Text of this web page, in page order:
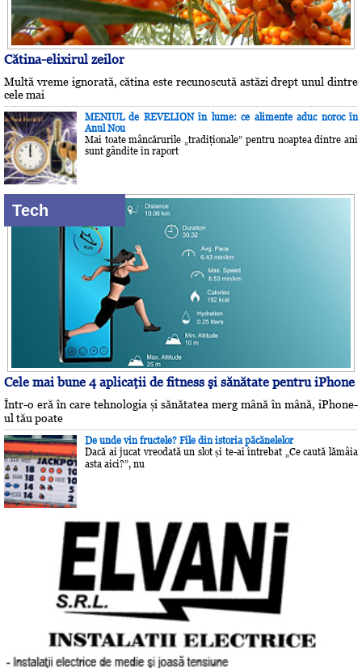
Cătina-elixirul zeilor
Multă vreme ignorată, cătina este recunoscută astăzi drept unul dintre
cele mai
MENIUL de REVELION în lume: ce alimente aduc noroc în
Anul Nou
Mai toate mâncărurile „tradiţionale” pentru noaptea dintre ani
sunt gândite în raport
Tech
Cele mai bune 4 aplicaţii de fitness şi sănătate pentru iPhone
Într-o eră în care tehnologia și sănătatea merg mână în mână, iPhone-
ul tău poate
De unde vin fructele? File din istoria păcănelelor
Dacă ai jucat vreodată un slot și te-ai întrebat „Ce caută lămâia
asta aici?”, nu